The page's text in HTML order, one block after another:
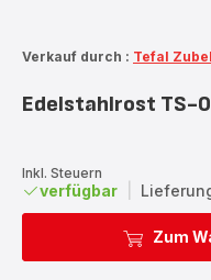
Verkauf durch : Tefal
Edelstahlrost TS-
Inkl. Steuern
verfügbar
Zum